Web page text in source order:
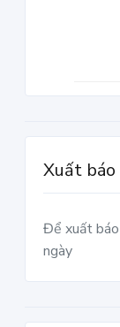
Xuất báo
Để xuất
ngày